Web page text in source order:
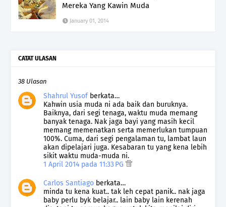
Mereka Yang Kawin Muda
January 01, 2014
CATAT ULASAN
38 Ulasan
Shahrul Yusofberkata…
Kahwin usia muda ni ada baik dan buruknya.
Baiknya, dari segi tenaga, waktu muda memang
banyak tenaga. Nak jaga bayi yang masih kecil
memang memenatkan serta memerlukan tumpuan
100%. Cuma, dari segi pengalaman tu, lambat laun
akan dipelajari juga. Kesabaran tu yang kena lebih
sikit waktu muda-muda ni.
1 April 2014 pada 11:33 PG
Carlos Santiago berkata…
minda tu kena kuat.. tak leh cepat panik.. nak jaga
baby perlu byk belajar.. lain baby lain kerenah